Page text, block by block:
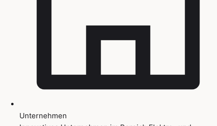
Unternehmen